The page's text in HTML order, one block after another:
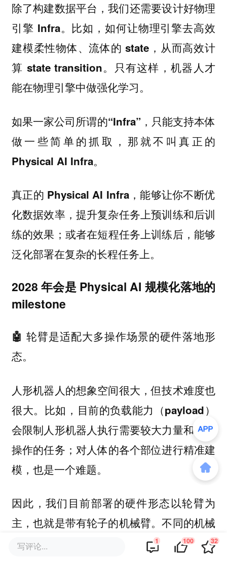
除了构建数据平台，我们还需要设计好物理
引擎 Infra。比如，如何让物理引擎去高效
建模柔性物体、流体的 state，从而高效计
算 state transition。只有这样，机器人才
能在物理引擎中做强化学习。
如果一家公司所谓的“Infra”，只能支持本体
做一些简单的抓取，那就不叫真正的
Physical AI Infra。
真正的 Physical AI Infra，能够让你不断优
化数据效率，提升复杂任务上预训练和后训
练的效果；或者在短程任务上训练后，能够
泛化部署在复杂的长程任务上。
2028 年会是 Physical AI 规模化落地的
milestone
🤖 轮臂是适配大多操作场景的硬件落地形
态。
人形机器人的想象空间很大，但技术难度也
很大。比如，目前的负载能力（payload）
会限制人形机器人执行需要较大力量和复杂
操作的任务；对人体的各个部位进行精准建
模，也是一个难题。
因此，我们目前部署的硬件形态以轮臂为
主，也就是带有轮子的机械臂。不同的机械
臂、灵巧手会在各种细分场景中，去做泛
写评论... 1 100 32